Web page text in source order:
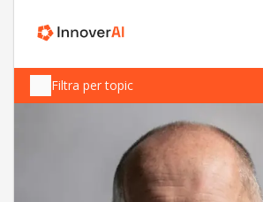
Filtra per topic